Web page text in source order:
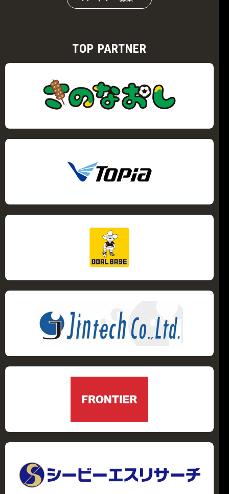
TOP PARTNER